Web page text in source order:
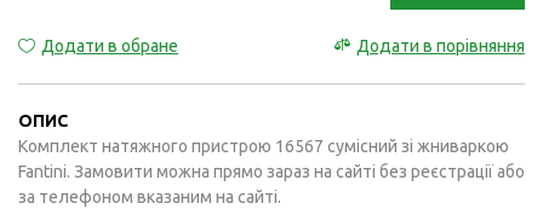
Додати в обране Додати в порівняння
ОПИС
Комплект натяжного пристрою 16567 сумісний зі жниваркою
Fantini. Замовити можна прямо зараз на сайті без реєстрації або
за телефоном вказаним на сайті.